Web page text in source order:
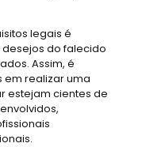
legais é
do falecido
Assim, é
realizar uma
estejam cientes de